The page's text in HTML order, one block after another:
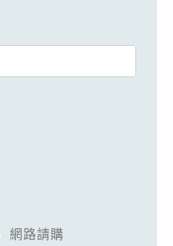
網路請購